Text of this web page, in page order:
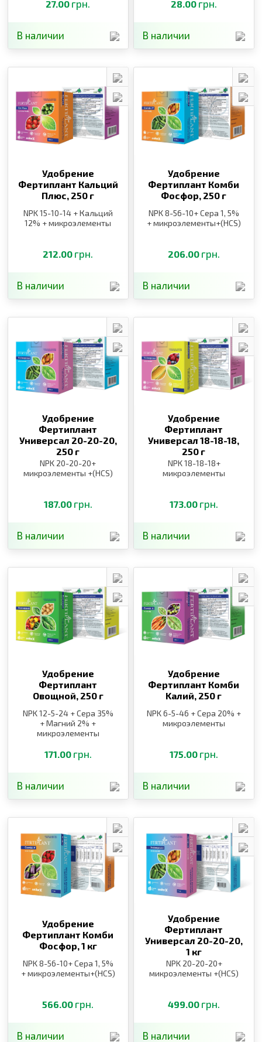
27.00 грн.
В наличии
28.00 грн.
В наличии
Удобрение
Фертиплант Кальций
Плюс, 250 г
NPK 15-10-14 + Кальций
12% + микроэлементы
212.00 грн.
В наличии
Удобрение
Фертиплант Комби
Фосфор, 250 г
NPK 8-56-10+ Сера 1, 5%
+ микроэлементы+(HCS)
206.00 грн.
В наличии
Удобрение
Фертиплант
Универсал 20-20-20,
250 г
NPK 20-20-20+
микроэлементы +(HCS)
187.00 грн.
В наличии
Удобрение
Фертиплант
Универсал 18-18-18,
250 г
NPK 18-18-18+
микроэлементы
173.00 грн.
В наличии
Удобрение
Фертиплант
Овощной, 250 г
NPK 12-5-24 + Сера 35%
+ Магний 2% +
микроэлементы
171.00 грн.
В наличии
Удобрение
Фертиплант Комби
Kалий, 250 г
NPK 6-5-46 + Сера 20% +
микроэлементы
175.00 грн.
В наличии
Удобрение
Фертиплант Комби
Фосфор,1 кг
NPK 8-56-10+ Сера 1, 5%
+ микроэлементы+(HCS)
566.00 грн.
В наличии
Удобрение
Фертиплант
Универсал 20-20-20,
1 кг
NPK 20-20-20+
микроэлементы +(HCS)
499.00 грн.
В наличии